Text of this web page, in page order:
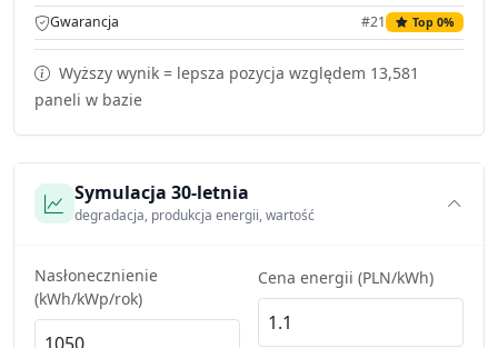
Gwarancja #21 Top 0%
Wyższy wynik = lepsza pozycja względem 13,581
paneli w bazie
Symulacja 30-letnia
degradacja, produkcja energii, wartość
Nasłonecznienie
(kWh/kWp/rok)
Cena energii (PLN/kWh)